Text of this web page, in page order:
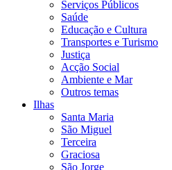
Serviços Públicos
Saúde
Educação e Cultura
Transportes e Turismo
Justiça
Acção Social
Ambiente e Mar
Outros temas
Ilhas
Santa Maria
São Miguel
Terceira
Graciosa
São Jorge